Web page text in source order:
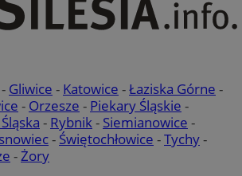
- Gliwice - Katowice -Łaziska Górne -
- Orzesze - Piekary Śląskie -
- Rybnik- Siemianowice -
- Świętochłowice -Tychy-
-Żory